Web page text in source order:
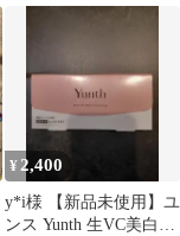
詰替用セット
¥2,400
y*i様 【新品未使用】ユ
ンス Yunth 生VC美白美